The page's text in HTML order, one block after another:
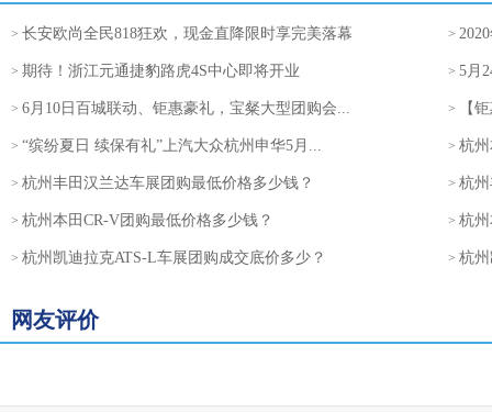
> 长安欧尚全民818狂欢，现金直降限时享完美落幕 >
> 期待！浙江元通捷豹路虎4S中心即将开业 > 5月
> 6月10日百城联动、钜惠豪礼，宝粲大型团购会... > 【
> “缤纷夏日 续保有礼”上汽大众杭州申华5月... > 杭
> 杭州丰田汉兰达车展团购最低价格多少钱？ > 杭
> 杭州本田CR-V团购最低价格多少钱？ > 杭
> 杭州凯迪拉克ATS-L车展团购成交底价多少？ > 杭
网友评价